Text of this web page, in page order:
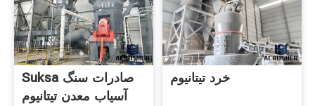
Suksa صادرات سنگ
آسیاب معدن تیتانیوم
خرد تیتانیوم